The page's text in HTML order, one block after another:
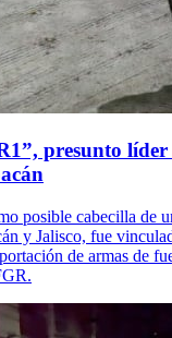
presunto
posible cabecilla de
y Jalisco, fue
de armas de